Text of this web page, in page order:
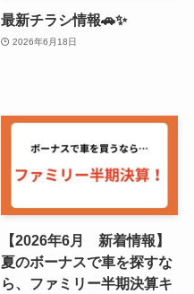
最新チラシ情報🚗✨
2026年6月18日
【2026年6月 新着情報】
夏のボーナスで車を探すな
ら、ファミリー半期決算キ